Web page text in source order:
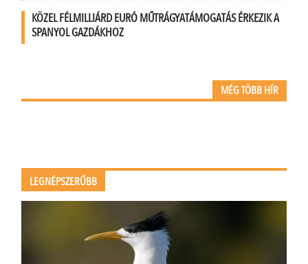
KÖZEL FÉLMILLIÁRD EURÓ MŰTRÁGYATÁMOGATÁS ÉRKEZIK A
SPANYOL GAZDÁKHOZ
MÉG TÖBB HÍR
LEGNÉPSZERŰBB